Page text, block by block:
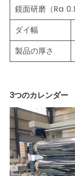
鏡面研磨（Ra
ダイ幅
製品の厚さ
3つのカレンダー